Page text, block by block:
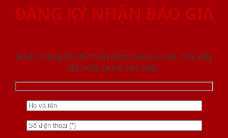
ĐĂNG KÝ NHẬN BÁO GIÁ
Nhập thông tin để nhận được báo giá mới nhât đầy
đủ nhất và chi tiết nhất.